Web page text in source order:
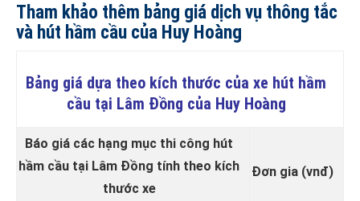
Tham khảo thêm bảng giá dịch vụ thông tắc
và hút hầm cầu của Huy Hoàng
Bảng giá dựa theo kích thước của xe hút hầm
cầu tại Lâm Đồng của Huy Hoàng
Báo giá các hạng mục thi công hút
hầm cầu tại Lâm Đồng tính theo kích
thước xe
Đơn gia (vnđ)